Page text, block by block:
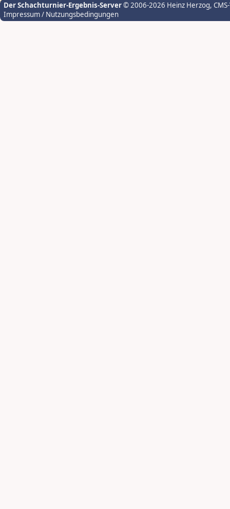
Der Schachturnier-Ergebnis-Server© 2006-2026 Heinz Herzog,
Impressum / Nutzungsbedingungen